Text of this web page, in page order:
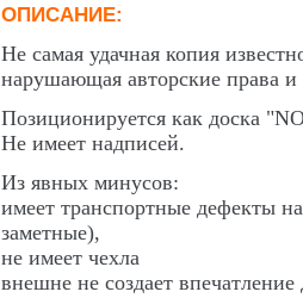
ОПИСАНИЕ:
Не самая удачная копия
нарушающая авторские права и
Позиционируется как доска
Не имеет надписей.
Из явных минусов:
имеет транспортные дефекты
заметные),
не имеет чехла
внешне не создает впечатление